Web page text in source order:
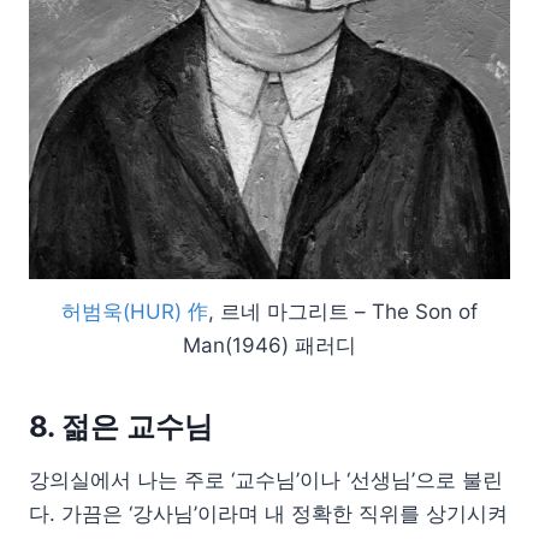
허범욱(HUR) 作, 르네 마그리트 – The Son of
Man(1946) 패러디
8. 젊은 교수님
강의실에서 나는 주로 ‘교수님’이나 ‘선생님’으로 불린
다. 가끔은 ‘강사님’이라며 내 정확한 직위를 상기시켜